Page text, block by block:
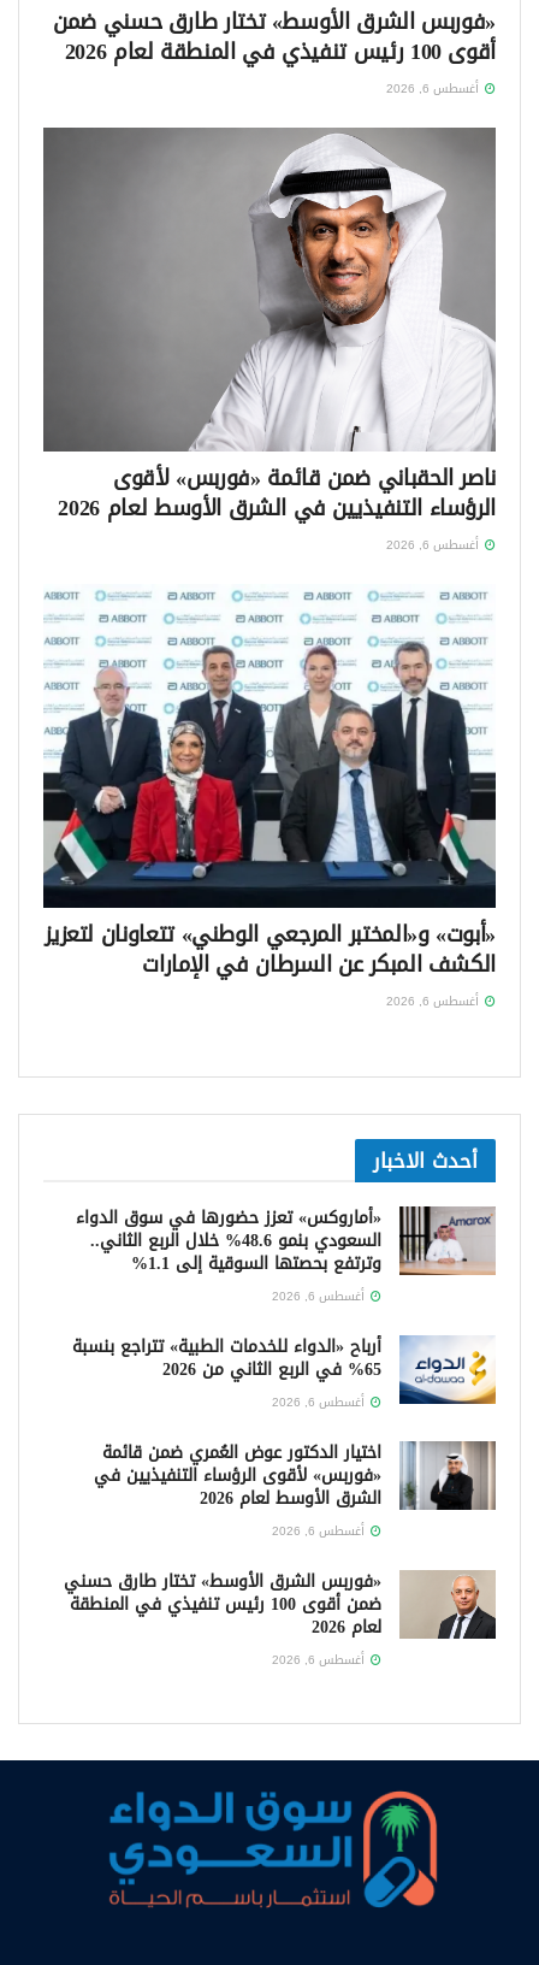
«فوربس الشرق الأوسط» تختار طارق حسني ضمن
أقوى 100 رئيس تنفيذي في المنطقة لعام 2026
أغسطس 6, 2026
ناصر الحقباني ضمن قائمة «فوربس» لأقوى
الرؤساء التنفيذيين في الشرق الأوسط لعام 2026
أغسطس 6, 2026
«أبوت» و«المختبر المرجعي الوطني» تتعاونان لتعزيز
الكشف المبكر عن السرطان في الإمارات
أغسطس 6, 2026
أحدث الاخبار
«أماروكس» تعزز حضورها في سوق الدواء
السعودي بنمو 48.6% خلال الربع الثاني..
وترتفع بحصتها السوقية إلى 1.1%
أغسطس 6, 2026
أرباح «الدواء للخدمات الطبية» تتراجع بنسبة
65% في الربع الثاني من 2026
أغسطس 6, 2026
اختيار الدكتور عوض العُمري ضمن قائمة
«فوربس» لأقوى الرؤساء التنفيذيين في
الشرق الأوسط لعام 2026
أغسطس 6, 2026
«فوربس الشرق الأوسط» تختار طارق حسني
ضمن أقوى 100 رئيس تنفيذي في المنطقة
لعام 2026
أغسطس 6, 2026